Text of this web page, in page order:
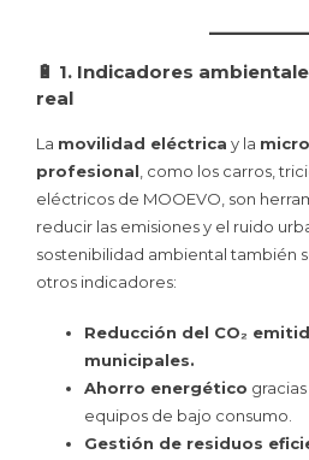
🔋 1. Indicadores
real
La movilidad eléctrica y la
profesional , como los carros,
eléctricos de MOOEVO, son
reducir las emisiones y el ruido
sostenibilidad ambiental también
otros indicadores:
Reducción del CO₂
municipales.
Ahorro energético
equipos de bajo consumo.
Gestión de residuos